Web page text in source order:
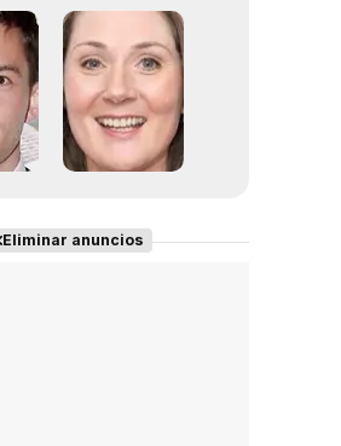
Eliminar anuncios